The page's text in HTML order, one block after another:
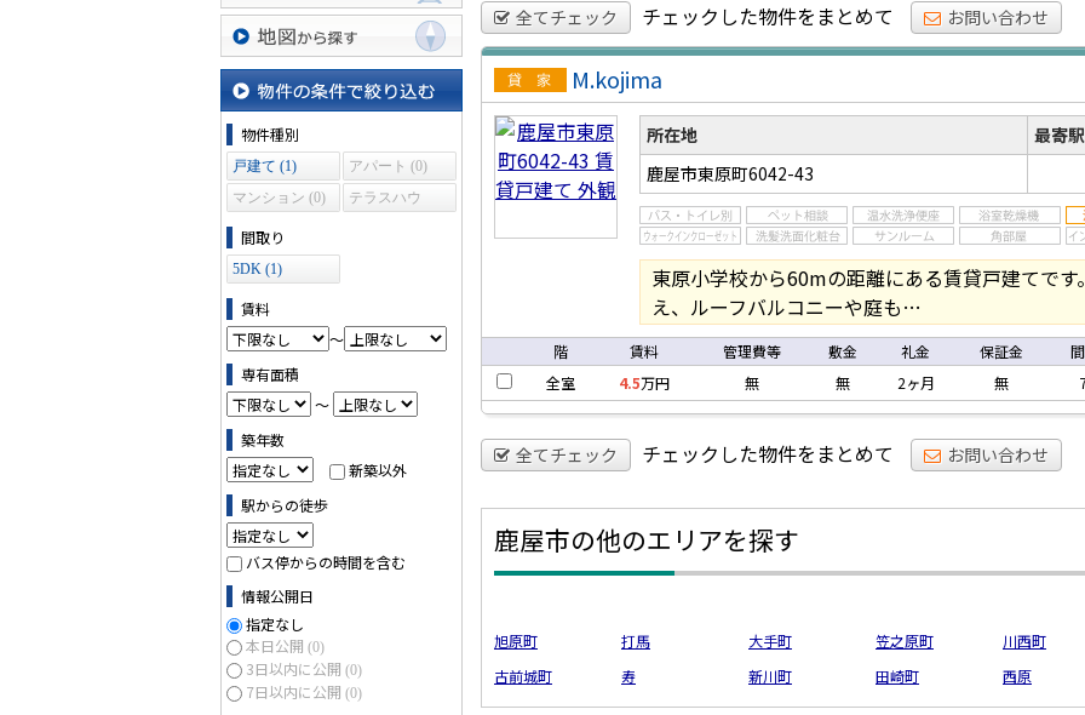
沿線・駅から探す
地図から探す
物件の条件で絞り込む
物件種別
戸建て (1)
アパート (0)
マンション (0)
テラスハウ
間取り
5DK (1)
賃料
～
専有面積
～
築年数
新築以外
駅からの徒歩
バス停からの時間を含む
情報公開日
指定なし
本日公開 (0)
3日以内に公開 (0)
7日以内に公開 (0)
全てチェック チェックした物件をまとめて お問い合わせ
賃貸戸
建て
M.kojima
所在地 最寄駅
鹿屋市東原町6042-43
東原小学校から60mの距離にある賃貸戸建てで
え、ルーフバルコニーや庭も…
階 賃料 管理費等 敷金 礼金 保証金
全室
4.5万円 無 無 2ヶ月 無
全てチェック チェックした物件をまとめて お問い合わせ
鹿屋市の他のエリアを探す
旭原町 打馬 大手町 笠之原町 川西町
古前城町
寿 新川町 田崎町 西原